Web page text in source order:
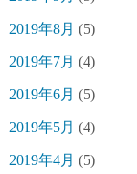
2019年8月 (5)
2019年7月 (4)
2019年6月 (5)
2019年5月 (4)
2019年4月 (5)